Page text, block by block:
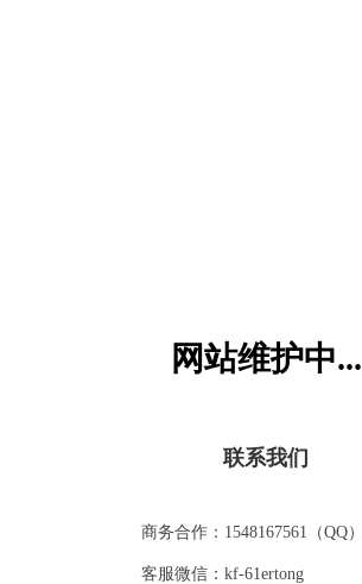
网站维护中...
联系我们
商务合作：1548167561（QQ）
客服微信：kf-61ertong